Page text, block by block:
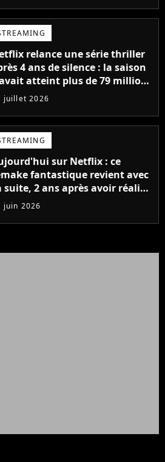
relance une série thriller
4 ans de silence : la saison
atteint plus de 79 millions
vues
juillet 2026
sur Netflix : ce
fantastique revient avec
suite, 2 ans après avoir réalisé
millions de vues et régné 6
dans le Top 10
juin 2026